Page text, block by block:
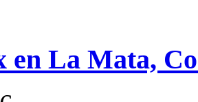
en La Mata,